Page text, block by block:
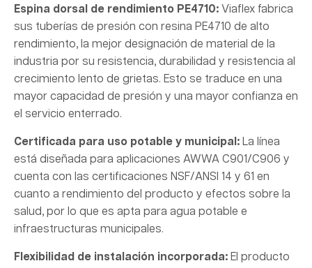
Espina dorsal de rendimiento PE4710: Viaflex fabrica
sus tuberías de presión con resina PE4710 de alto
rendimiento, la mejor designación de material de la
industria por su resistencia, durabilidad y resistencia al
crecimiento lento de grietas. Esto se traduce en una
mayor capacidad de presión y una mayor confianza en
el servicio enterrado.
Certificada para uso potable y municipal: La línea
está diseñada para aplicaciones AWWA C901/C906 y
cuenta con las certificaciones NSF/ANSI 14 y 61 en
cuanto a rendimiento del producto y efectos sobre la
salud, por lo que es apta para agua potable e
infraestructuras municipales.
Flexibilidad de instalación incorporada: El producto